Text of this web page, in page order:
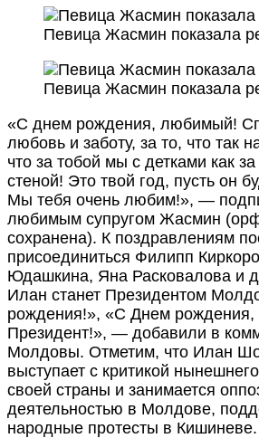
Певица Жасмин показала
Певица Жасмин показала
«С днем рождения, любимый!
любовь и заботу, за то, что так
что за тобой мы с детками как
стеной! Это твой год, пусть он
Мы тебя очень любим!», —
любимым супругом Жасмин
сохранена). К поздравлениям
присоединиться Филипп
Юдашкина, Яна Расковалова и
Илан станет Президентом
рождения!», «С Днем
Президент!», — добавили в
Молдовы. Отметим, что Илан
выступает с критикой
своей страны и занимается
деятельностью в Молдове,
народные протесты в Кишиневе.